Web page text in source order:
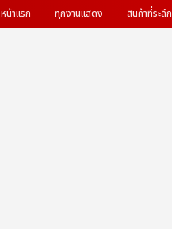
หน้าแรก ทุกงานแสดง สินค้าที่ระลึก